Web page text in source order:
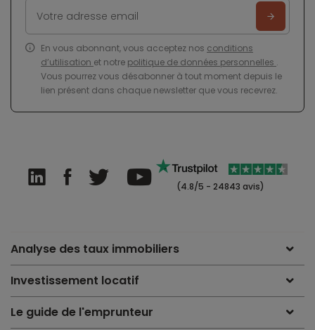
En vous abonnant, vous acceptez nos conditions
d’utilisation et notre politique de données personnelles .
Vous pourrez vous désabonner à tout moment depuis le
lien présent dans chaque newsletter que vous recevrez.
(4.8/5 - 24843 avis)
Analyse des taux immobiliers
Investissement locatif
Le guide de l'emprunteur